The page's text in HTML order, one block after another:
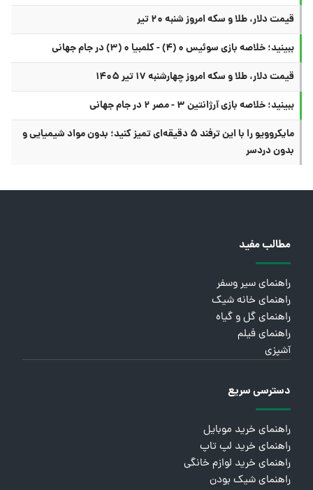
قیمت دلار، طلا و سکه امروز شنبه ۲۰ تیر
ببینید؛ خلاصه بازی سوئیس ۰ (۴) - کلمبیا ۰ (۳) در جام جهانی
قیمت دلار، طلا و سکه امروز چهارشنبه ۱۷ تیر ۱۴۰۵
ببینید؛ خلاصه بازی آرژانتین ۳ - مصر ۲ در جام جهانی
مایکروویو را با این ترفند ۵ دقیقه‌ای تمیز کنید؛ بدون مواد شیمیایی و
بدون دردسر
مطالب مفید
راهنمای سیر وسفر
راهنمای خانه شیک
راهنمای گل و گیاه
راهنمای فیلم
آشپزی
دسترسی سریع
راهنمای خرید موبایل
راهنمای خرید لپ تاپ
راهنمای خرید لوازم خانگی
راهنمای شیک بودن